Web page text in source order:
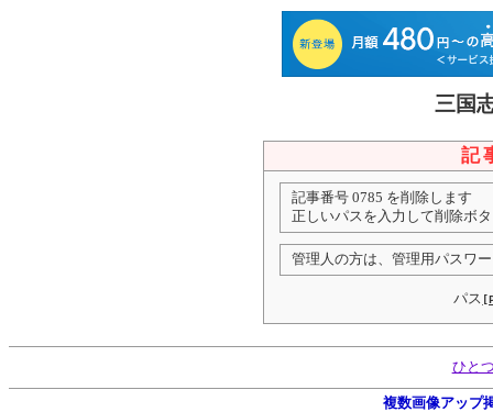
三国
記
記事番号 0785 を削除します
正しいパスを入力して削除ボ
管理人の方は、管理用パスワ
パス
ひと
複数画像アップ